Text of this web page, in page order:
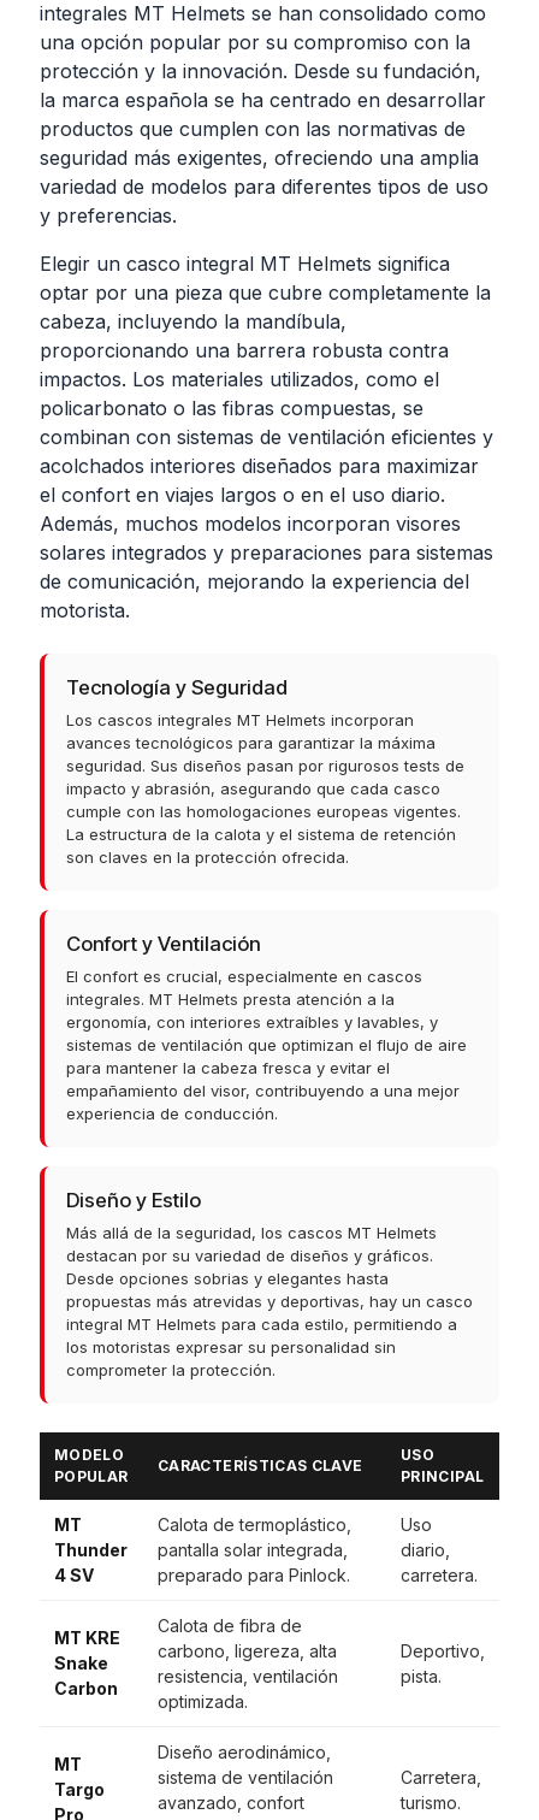
integrales MT Helmets se han consolidado como
una opción popular por su compromiso con la
protección y la innovación. Desde su fundación,
la marca española se ha centrado en desarrollar
productos que cumplen con las normativas de
seguridad más exigentes, ofreciendo una amplia
variedad de modelos para diferentes tipos de uso
y preferencias.
Elegir un casco integral MT Helmets significa
optar por una pieza que cubre completamente la
cabeza, incluyendo la mandíbula,
proporcionando una barrera robusta contra
impactos. Los materiales utilizados, como el
policarbonato o las fibras compuestas, se
combinan con sistemas de ventilación eficientes y
acolchados interiores diseñados para maximizar
el confort en viajes largos o en el uso diario.
Además, muchos modelos incorporan visores
solares integrados y preparaciones para sistemas
de comunicación, mejorando la experiencia del
motorista.
Tecnología y Seguridad
Los cascos integrales MT Helmets incorporan
avances tecnológicos para garantizar la máxima
seguridad. Sus diseños pasan por rigurosos tests de
impacto y abrasión, asegurando que cada casco
cumple con las homologaciones europeas vigentes.
La estructura de la calota y el sistema de retención
son claves en la protección ofrecida.
Confort y Ventilación
El confort es crucial, especialmente en cascos
integrales. MT Helmets presta atención a la
ergonomía, con interiores extraíbles y lavables, y
sistemas de ventilación que optimizan el flujo de aire
para mantener la cabeza fresca y evitar el
empañamiento del visor, contribuyendo a una mejor
experiencia de conducción.
Diseño y Estilo
Más allá de la seguridad, los cascos MT Helmets
destacan por su variedad de diseños y gráficos.
Desde opciones sobrias y elegantes hasta
propuestas más atrevidas y deportivas, hay un casco
integral MT Helmets para cada estilo, permitiendo a
los motoristas expresar su personalidad sin
comprometer la protección.
MODELO
POPULAR
CARACTERÍSTICAS CLAVE
USO
PRINCIPAL
MT
Thunder
4 SV
Calota de termoplástico,
pantalla solar integrada,
preparado para Pinlock.
Uso
diario,
carretera.
MT KRE
Snake
Carbon
Calota de fibra de
carbono, ligereza, alta
resistencia, ventilación
optimizada.
Deportivo,
pista.
MT
Targo
Pro
Diseño aerodinámico,
sistema de ventilación
avanzado, confort
Carretera,
turismo.